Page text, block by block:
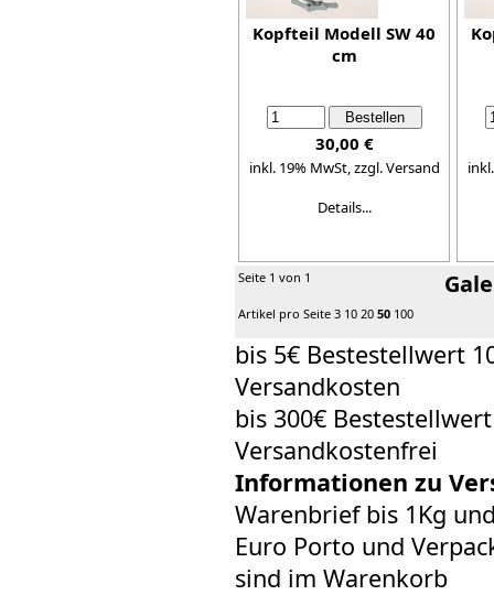
Kopfteil Modell SW 40
cm
30,00 €
inkl. 19% MwSt,zzgl. Versand
Details...
Seite 1 von 1
Artikel pro Seite 3 10 20 50 100
bis 5€ Bestestellwert
Versandkosten
bis 300€
Versandkostenfrei
Informationen zu
Warenbrief bis 1Kg
Euro Porto und
sind im Warenkorb